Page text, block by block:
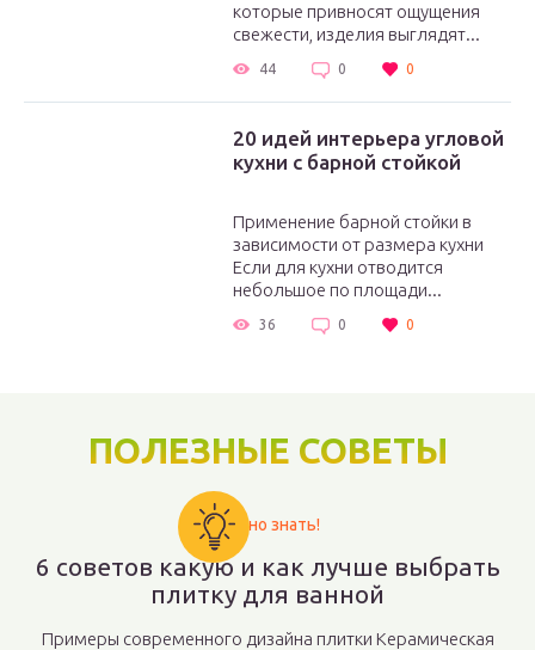
которые привносят ощущения
свежести, изделия выглядят...
44 0 0
20 идей интерьера угловой
кухни с барной стойкой
Применение барной стойки в
зависимости от размера кухни
Если для кухни отводится
небольшое по площади...
36 0 0
ПОЛЕЗНЫЕ СОВЕТЫ
Важно знать!
6 советов какую и как лучше выбрать
плитку для ванной
Примеры современного дизайна плитки Керамическая